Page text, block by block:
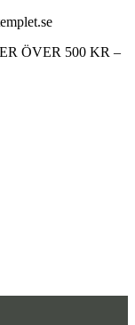
ÖVER 500 KR –